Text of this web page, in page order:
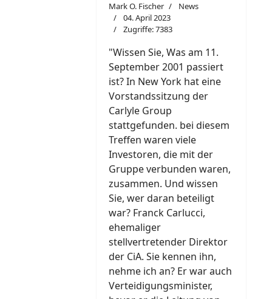
Mark O. Fischer
News
04. April 2023
Zugriffe: 7383
"Wissen Sie, Was am 11.
September 2001 passiert
ist? In New York hat eine
Vorstandssitzung der
Carlyle Group
stattgefunden. bei diesem
Treffen waren viele
Investoren, die mit der
Gruppe verbunden waren,
zusammen. Und wissen
Sie, wer daran beteiligt
war? Franck Carlucci,
ehemaliger
stellvertretender Direktor
der CiA. Sie kennen ihn,
nehme ich an? Er war auch
Verteidigungsminister,